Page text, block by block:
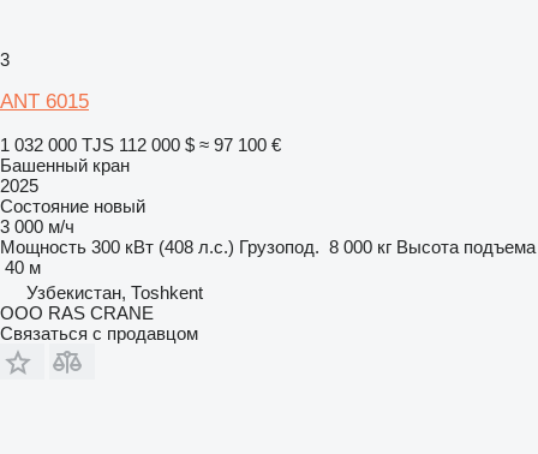
3
ANT 6015
1 032 000 TJS 112 000 $ ≈ 97 100 €
Башенный кран
2025
Состояние новый
3 000 м/ч
Мощность 300 кВт (408 л.с.) Грузопод. 8 000 кг Высота подъема
40 м
Узбекистан, Тоshkent
ООО RAS CRANE
Связаться с продавцом